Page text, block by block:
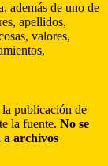
además de uno de
apellidos,
valores,
la publicación de
la fuente. No se
archivos